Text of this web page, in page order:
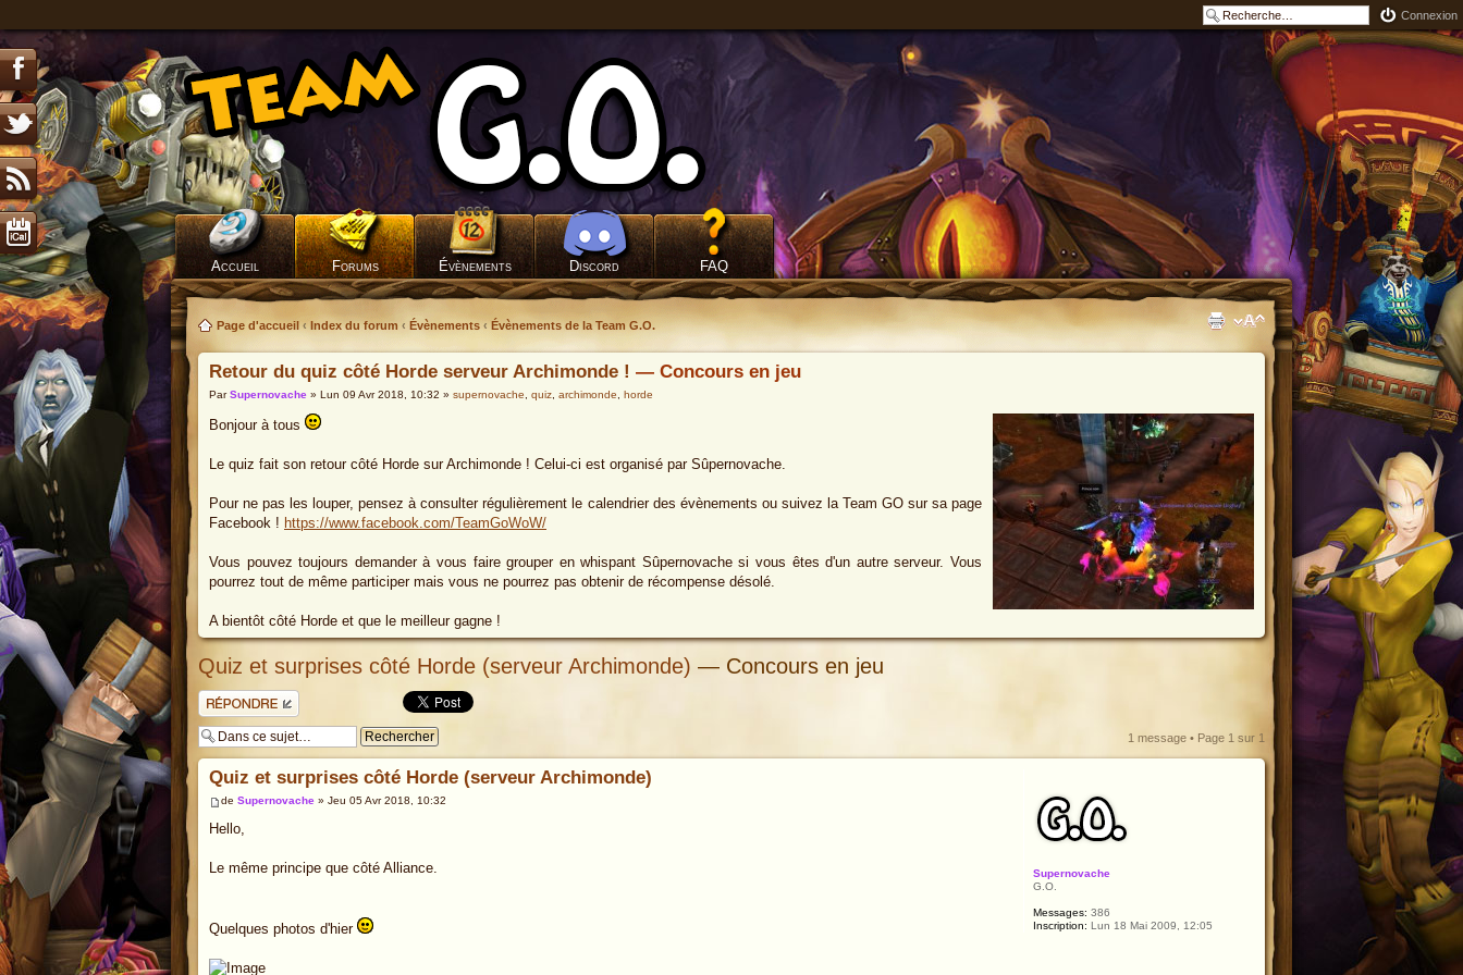
Connexion
Accueil Forums Évènements Discord FAQ
Page d'accueil ‹ Index du forum ‹ Évènements ‹ Évènements de la Team G.O.
Retour du quiz côté Horde serveur Archimonde ! — Concours en jeu
ParSupernovache » Lun 09 Avr 2018, 10:32 » supernovache quiz archimonde horde
Bonjour à tous
Le quiz fait son retour côté Horde sur Archimonde ! Celui-ci est organisé par Sûpernovache.
Pour ne pas les louper, pensez à consulter régulièrement le calendrier des évènements ou suivez la Team GO sur sa page
Facebook ! https://www.facebook.com/TeamGoWoW/
Vous pouvez toujours demander à vous faire grouper en whispant Sûpernovache si vous êtes d'un autre serveur. Vous
pourrez tout de même participer mais vous ne pourrez pas obtenir de récompense désolé.
A bientôt côté Horde et que le meilleur gagne !
Quiz et surprises côté Horde (serveur Archimonde) — Concours en jeu
Répondre
1 message • Page 1 sur 1
Quiz et surprises côté Horde (serveur Archimonde)
de Supernovache » Jeu 05 Avr 2018, 10:32
Hello,
Le même principe que côté Alliance.
Quelques photos d'hier
Supernovache
G.O.
Messages: 386
Inscription: Lun 18 Mai 2009, 12:05